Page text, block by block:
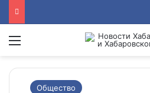
Menu
Общество